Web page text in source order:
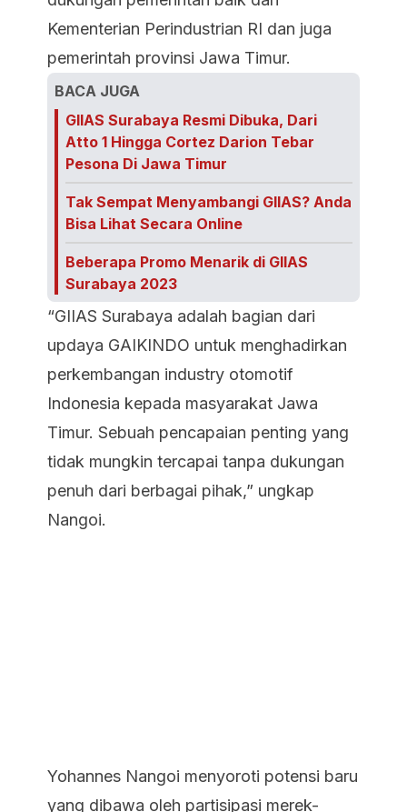
Kementerian Perindustrian RI dan juga
pemerintah provinsi Jawa Timur.
BACA JUGA
GIIAS Surabaya Resmi Dibuka, Dari
Atto 1 Hingga Cortez Darion Tebar
Pesona Di Jawa Timur
Tak Sempat Menyambangi GIIAS? Anda
Bisa Lihat Secara Online
Beberapa Promo Menarik di GIIAS
Surabaya 2023
“GIIAS Surabaya adalah bagian dari
updaya GAIKINDO untuk menghadirkan
perkembangan industry otomotif
Indonesia kepada masyarakat Jawa
Timur. Sebuah pencapaian penting yang
tidak mungkin tercapai tanpa dukungan
penuh dari berbagai pihak,” ungkap
Nangoi.
Yohannes Nangoi menyoroti potensi baru
yang dibawa oleh partisipasi merek-